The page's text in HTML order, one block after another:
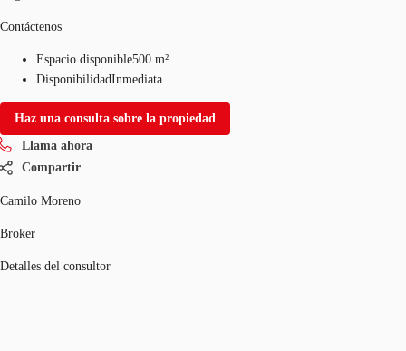
Contáctenos
Espacio disponible500 m²
DisponibilidadInmediata
Haz una consulta sobre la propiedad
Llama ahora
Compartir
Camilo Moreno
Broker
Detalles del consultor